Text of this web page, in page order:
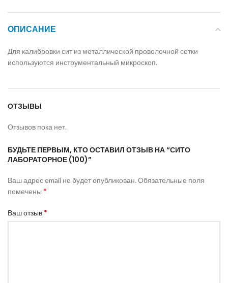
ОПИСАНИЕ
Для калибровки сит из металлической проволочной сетки
используются инструментальный микроскоп.
ОТЗЫВЫ
Отзывов пока нет.
БУДЬТЕ ПЕРВЫМ, КТО ОСТАВИЛ ОТЗЫВ НА “СИТО
ЛАБОРАТОРНОЕ (100)”
Ваш адрес email не будет опубликован. Обязательные поля
помечены *
Ваш отзыв*